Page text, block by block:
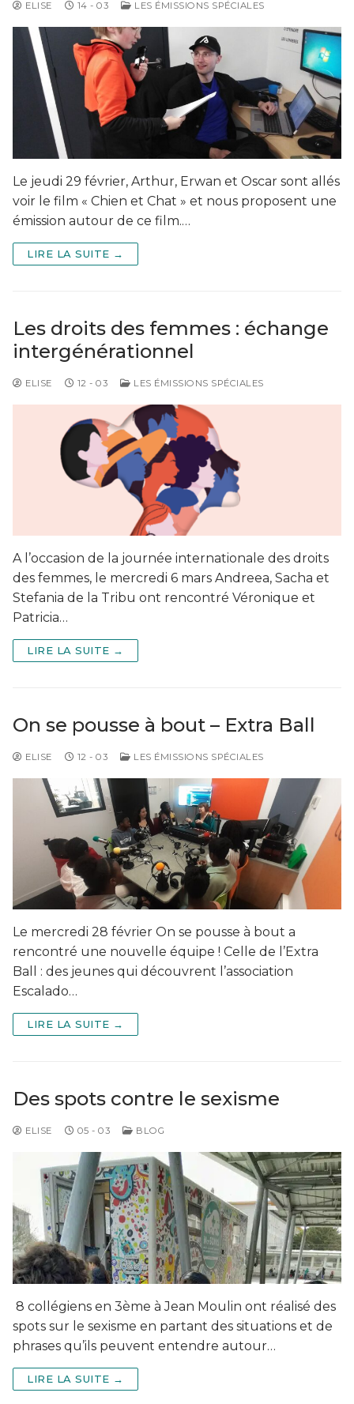
ELISE 14 - 03 LES ÉMISSIONS SPÉCIALES
Le jeudi 29 février, Arthur, Erwan et Oscar sont allés
voir le film « Chien et Chat » et nous proposent une
émission autour de ce film.…
LIRE LA SUITE →
Les droits des femmes : échange
intergénérationnel
ELISE 12 - 03 LES ÉMISSIONS SPÉCIALES
A l’occasion de la journée internationale des droits
des femmes, le mercredi 6 mars Andreea, Sacha et
Stefania de la Tribu ont rencontré Véronique et
Patricia…
LIRE LA SUITE →
On se pousse à bout – Extra Ball
ELISE 12 - 03 LES ÉMISSIONS SPÉCIALES
Le mercredi 28 février On se pousse à bout a
rencontré une nouvelle équipe ! Celle de l’Extra
Ball : des jeunes qui découvrent l’association
Escalado…
LIRE LA SUITE →
Des spots contre le sexisme
ELISE 05 - 03 BLOG
8 collégiens en 3ème à Jean Moulin ont réalisé des
spots sur le sexisme en partant des situations et de
phrases qu’ils peuvent entendre autour…
LIRE LA SUITE →